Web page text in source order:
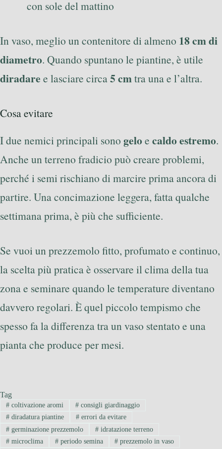
con sole del mattino
In vaso, meglio un contenitore di almeno 18 cm di
diametro. Quando spuntano le piantine, è utile
diradare e lasciare circa5 cmtra una e l’altra.
Cosa evitare
I due nemici principali sono geloe caldo estremo.
Anche un terreno fradicio può creare problemi,
perché i semi rischiano di marcire prima ancora di
partire. Una concimazione leggera, fatta qualche
settimana prima, è più che sufficiente.
Se vuoi un prezzemolo fitto, profumato e continuo,
la scelta più pratica è osservare il clima della tua
zona e seminare quando le temperature diventano
davvero regolari. È quel piccolo tempismo che
spesso fa la differenza tra un vaso stentato e una
pianta che produce per mesi.
Tag
#coltivazione aromi #consigli giardinaggio
#diradatura piantine #errori da evitare
#germinazione prezzemolo #idratazione terreno
#microclima #periodo semina # prezzemolo in vaso